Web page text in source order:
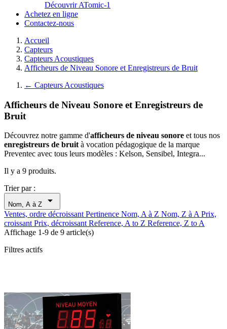
Découvrir ATomic-1
Achetez en ligne
Contactez-nous
Accueil
Capteurs
Capteurs Acoustiques
Afficheurs de Niveau Sonore et Enregistreurs de Bruit
← Capteurs Acoustiques
Afficheurs de Niveau Sonore et Enregistreurs de
Bruit
Découvrez notre gamme d'afficheurs de niveau sonore et tous nos
enregistreurs de bruità vocation pédagogique de la marque
Preventec avec tous leurs modèles : Kelson, Sensibel, Integra...
Il y a 9 produits.
Trier par :
Nom, A à Z 
Ventes, ordre décroissantPertinence Nom, A à Z Nom, Z à APrix,
croissantPrix, décroissantReference, A to Z Reference, Z to A
Affichage 1-9 de 9 article(s)
Filtres actifs